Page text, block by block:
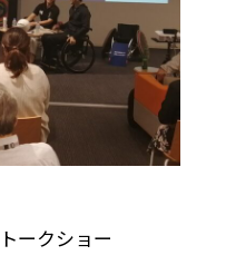
ークショー